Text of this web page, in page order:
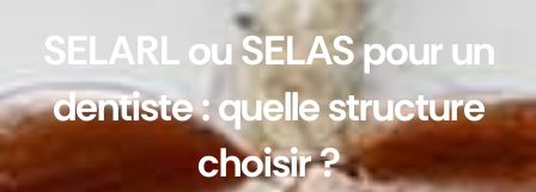
SELARL ou SELAS pour un
dentiste : quelle structure
choisir ?